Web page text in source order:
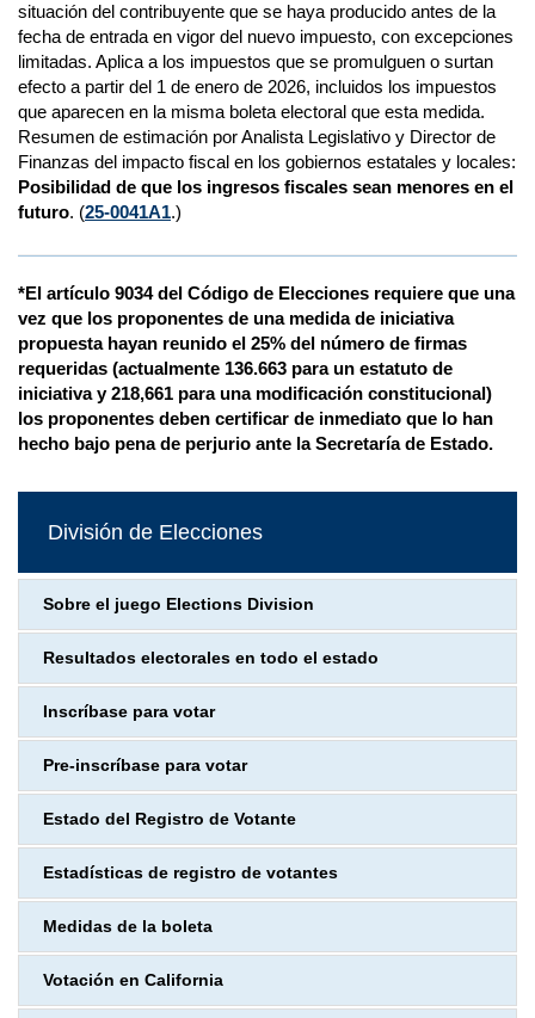
situación del contribuyente que se haya producido antes de la
fecha de entrada en vigor del nuevo impuesto, con excepciones
limitadas. Aplica a los impuestos que se promulguen o surtan
efecto a partir del 1 de enero de 2026, incluidos los impuestos
que aparecen en la misma boleta electoral que esta medida.
Resumen de estimación por Analista Legislativo y Director de
Finanzas del impacto fiscal en los gobiernos estatales y locales:
Posibilidad de que los ingresos fiscales sean menores en el
futuro. (25-0041A1.)
*El artículo 9034 del Código de Elecciones requiere que una
vez que los proponentes de una medida de iniciativa
propuesta hayan reunido el 25% del número de firmas
requeridas (actualmente 136.663 para un estatuto de
iniciativa y 218,661 para una modificación constitucional)
los proponentes deben certificar de inmediato que lo han
hecho bajo pena de perjurio ante la Secretaría de Estado.
División de Elecciones
Sobre el juego Elections Division
Resultados electorales en todo el estado
Inscríbase para votar
Pre-inscríbase para votar
Estado del Registro de Votante
Estadísticas de registro de votantes
Medidas de la boleta
Votación en California